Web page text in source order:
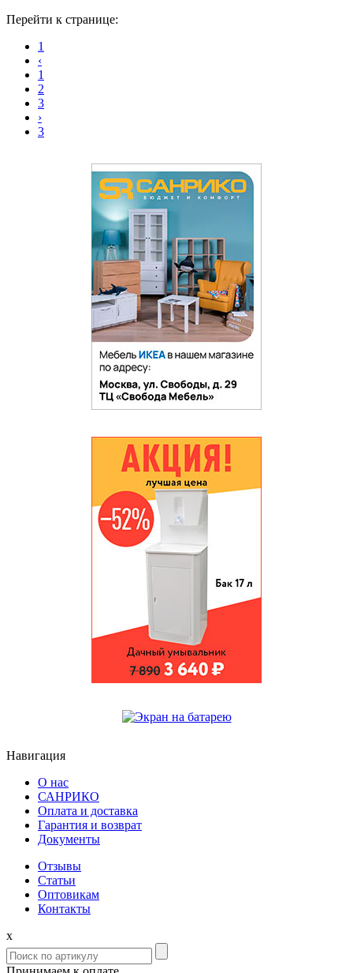
Перейти к странице:
1
‹
1
2
3
›
3
Навигация
О нас
САНРИКО
Оплата и доставка
Гарантия и возврат
Документы
Отзывы
Статьи
Оптовикам
Контакты
x